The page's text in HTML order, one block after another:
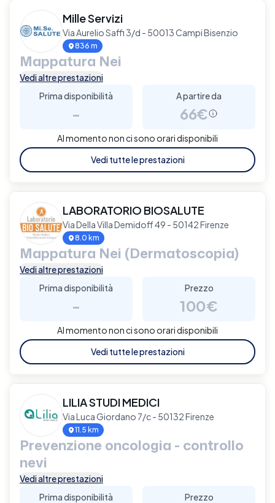
Mille Servizi
Via Aurelio Saffi 3/d - 50013 Campi Bisenzio
836 m
Mappatura Nei
Vedi altre prestazioni
Prima disponibilità
-
A partire da
66€
Al momento non ci sono orari disponibili
Vedi tutte le prestazioni
LABORATORIO BIOSALUTE
Via Della Villa Demidoff 49 - 50142 Firenze
8.0 km
Mappatura Nei (Dermatoscopia)
Vedi altre prestazioni
Prima disponibilità
-
Prezzo
100€
Al momento non ci sono orari disponibili
Vedi tutte le prestazioni
LILIA STUDI MEDICI
Via Luca Giordano 7/c - 50132 Firenze
11.5 km
Prevenzione oncologia - controllo
nevi
Vedi altre prestazioni
Prima disponibilità
Prezzo